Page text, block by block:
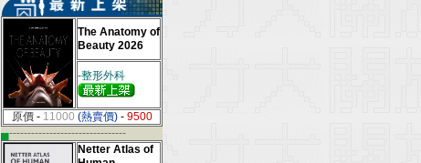
The Anatomy of
Beauty 2026
-整形外科
原價 - 11000 (熱賣價) - 9500
▄--------------------------------
Netter Atlas of